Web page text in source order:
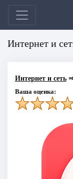
Интернет и
Интернет и сеть
Ваша оценка: